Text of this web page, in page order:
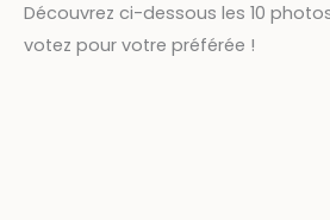
Découvrez ci-dessous les 10
votez pour votre préférée !